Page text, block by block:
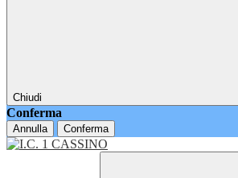
Chiudi
Conferma
Annulla Conferma